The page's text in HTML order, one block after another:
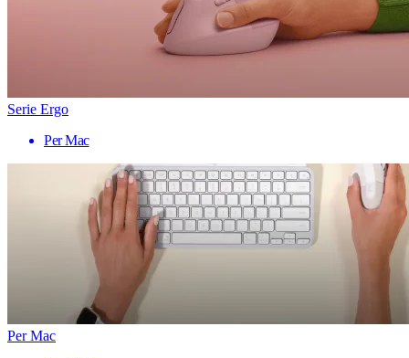
Serie Ergo
Per Mac
Per Mac